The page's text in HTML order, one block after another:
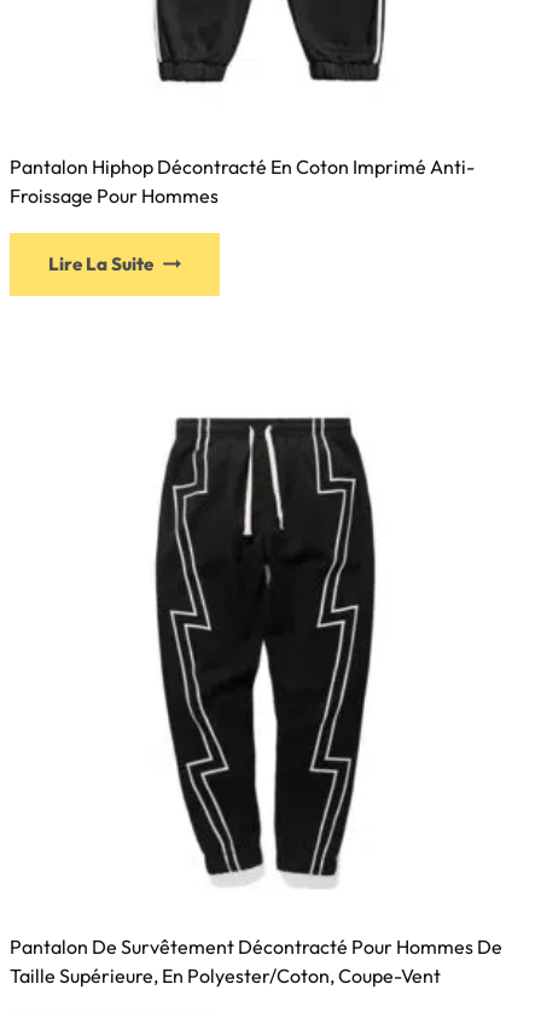
Pantalon Hiphop Décontracté En Coton Imprimé Anti-
Froissage Pour Hommes
Lire La Suite
Pantalon De Survêtement Décontracté Pour Hommes De
Taille Supérieure, En Polyester/coton, Coupe-Vent